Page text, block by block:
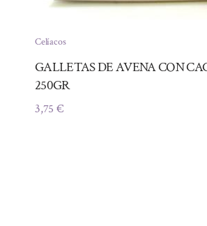
Celíacos
GALLETAS DE AVENA CON
250GR
3,75€